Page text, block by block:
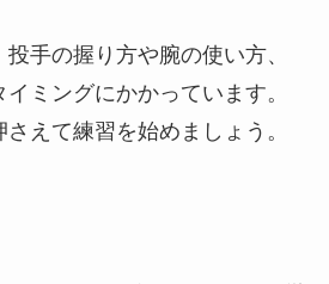
手の握り方や腕の使い方、
ミングにかかっています。
えて練習を始めましょう。